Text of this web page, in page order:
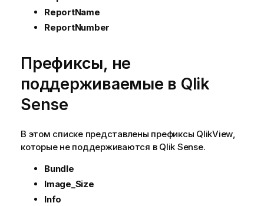
ReportName
ReportNumber
Префиксы, не
поддерживаемые в Qlik
Sense
В этом списке представлены префиксы QlikView,
которые не поддерживаются в Qlik Sense.
Bundle
Image_Size
Info